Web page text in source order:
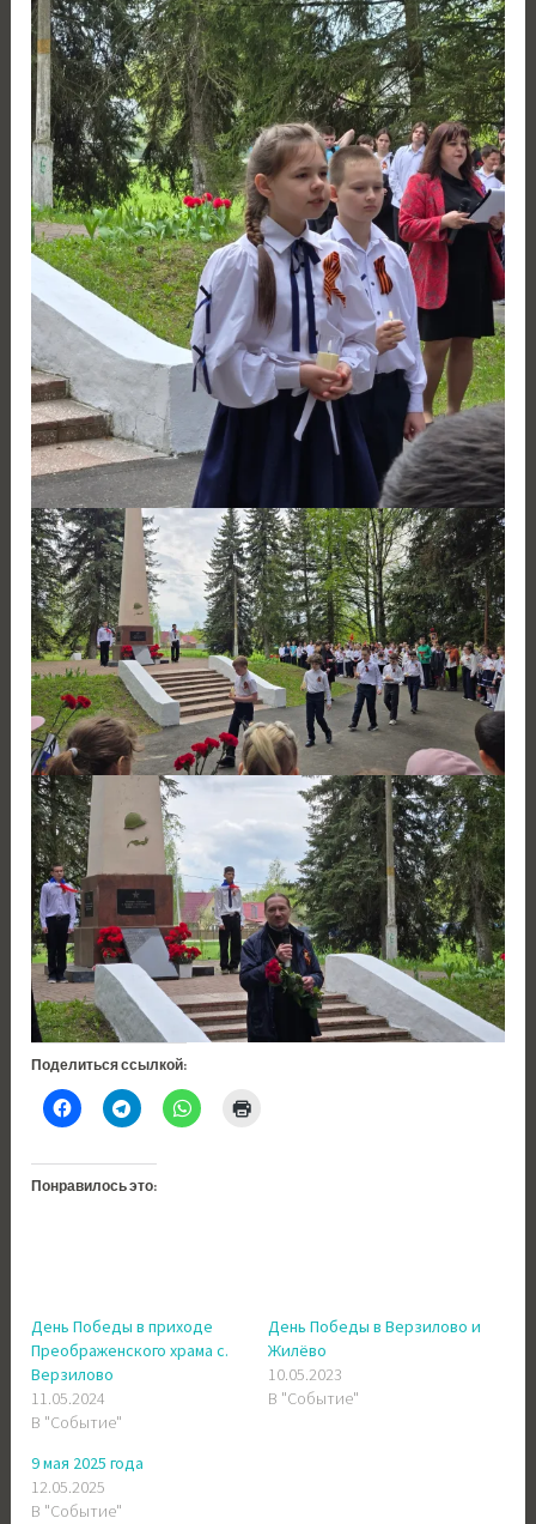
Поделиться ссылкой:
Понравилось это:
День Победы в приходе
Преображенского храма с.
Верзилово
11.05.2024
В "Событие"
День Победы в Верзилово и
Жилёво
10.05.2023
В "Событие"
9 мая 2025 года
12.05.2025
В "Событие"